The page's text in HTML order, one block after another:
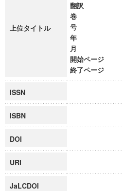
上位タイトル
翻訳
巻
号
年
月
開始ページ
終了ページ
ISSN
ISBN
DOI
URI
JaLCDOI